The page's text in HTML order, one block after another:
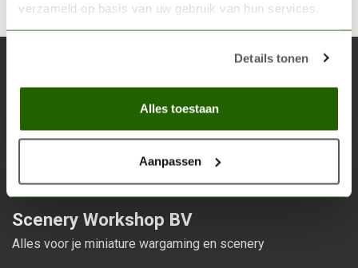
verzameld op basis van uw gebruik van hun services.
Details tonen
Alles toestaan
Aanpassen
Blijf op de hoogte over onze laatste acties
Scenery Workshop BV
Alles voor je miniature wargaming en scenery